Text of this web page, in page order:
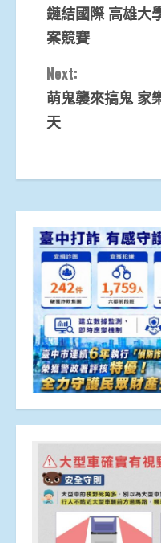
Reading
鏈結國際 高雄大
案競賽
Next:
萌鬼襲來搞鬼 家
天